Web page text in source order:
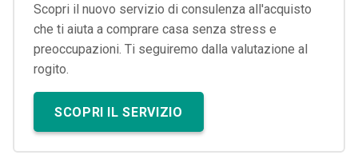
Scopri il nuovo servizio di consulenza all'acquisto
che ti aiuta a comprare casa senza stress e
preoccupazioni. Ti seguiremo dalla valutazione al
rogito.
SCOPRI IL SERVIZIO